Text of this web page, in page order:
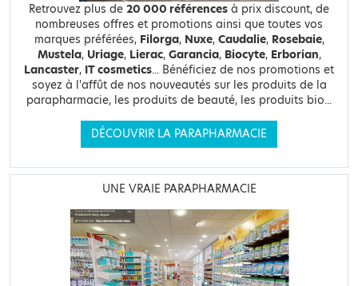
Retrouvez plus de 20 000 références à prix discount, de
nombreuses offres et promotions ainsi que toutes vos
marques préférées, Filorga, Nuxe, Caudalie, Rosebaie,
Mustela, Uriage, Lierac, Garancia, Biocyte, Erborian,
Lancaster, IT cosmetics... Bénéficiez de nos promotions et
soyez à l'affût de nos nouveautés sur les produits de la
parapharmacie, les produits de beauté, les produits bio...
DÉCOUVRIR LA PARAPHARMACIE
UNE VRAIE PARAPHARMACIE